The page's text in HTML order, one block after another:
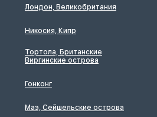
Лондон, Великобритания
Никосия, Кипр
Тортола, Британские
Виргинские острова
Гонконг
Маэ, Сейшельские острова